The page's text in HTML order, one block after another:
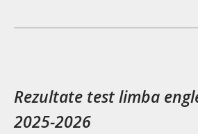
Rezultate test limba
2025-2026